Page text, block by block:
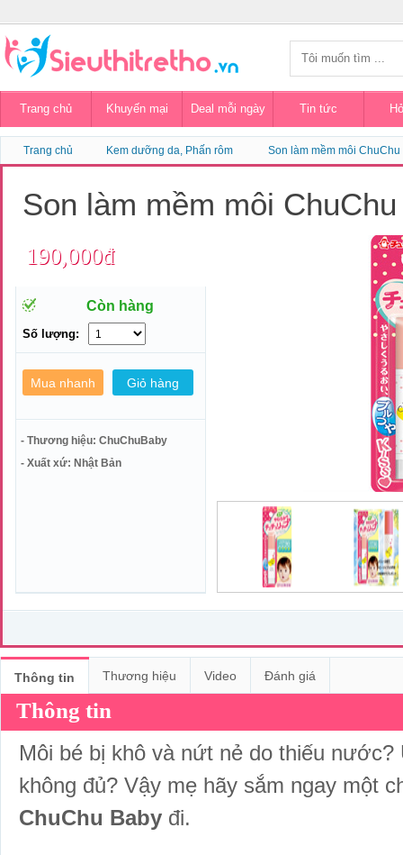
Trang chủ Khuyến mại Deal mỗi ngày Tin tức
Trang chủ Kem dưỡng da, Phấn rôm Son làm mềm môi ChuChu
Son làm mềm môi
190,000đ
Còn hàng
Số lượng:
- Thương hiệu: ChuChuBaby
- Xuất xứ: Nhật Bản
Thông tin Thương hiệu Video Đánh giá
Thông tin
Môi bé bị khô và nứt nẻ do thiếu
không đủ? Vậy mẹ hãy sắm ngay một
ChuChu Baby đi.